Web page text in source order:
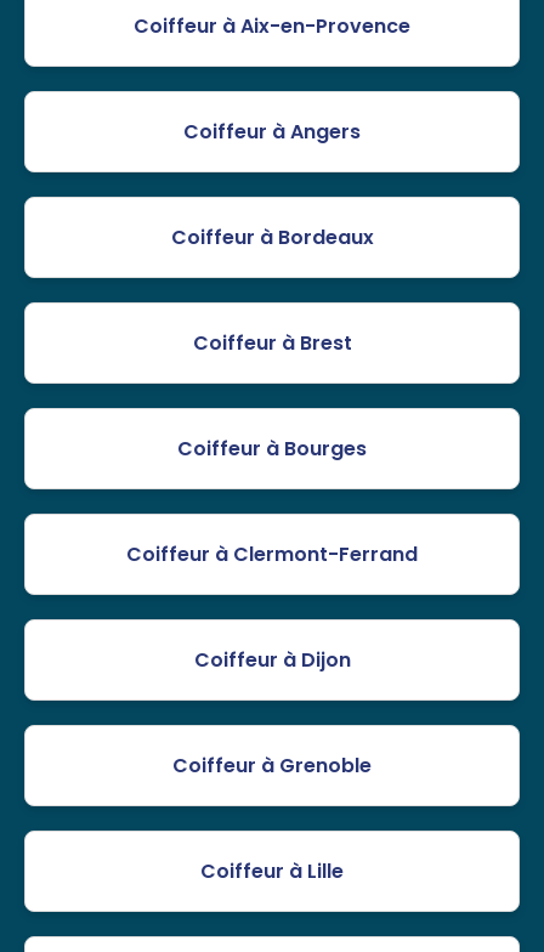
Coiffeur à Aix-en-Provence
Coiffeur à Angers
Coiffeur à Bordeaux
Coiffeur à Brest
Coiffeur à Bourges
Coiffeur à Clermont-Ferrand
Coiffeur à Dijon
Coiffeur à Grenoble
Coiffeur à Lille